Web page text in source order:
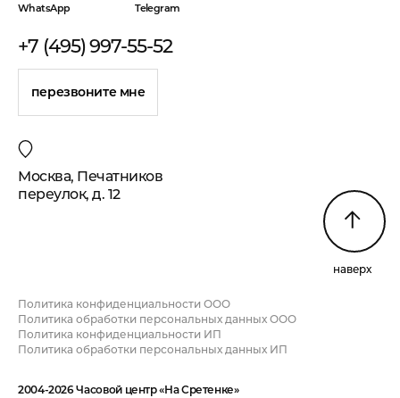
WhatsApp Telegram
+7 (495) 997-55-52
перезвоните мне
Москва, Печатников
переулок, д. 12
наверх
Политика конфиденциальности ООО
Политика обработки персональных данных ООО
Политика конфиденциальности ИП
Политика обработки персональных данных ИП
2004-2026 Часовой центр «На Сретенке»